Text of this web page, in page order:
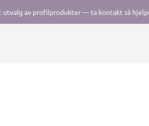
av profilprodukter — ta kontakt så